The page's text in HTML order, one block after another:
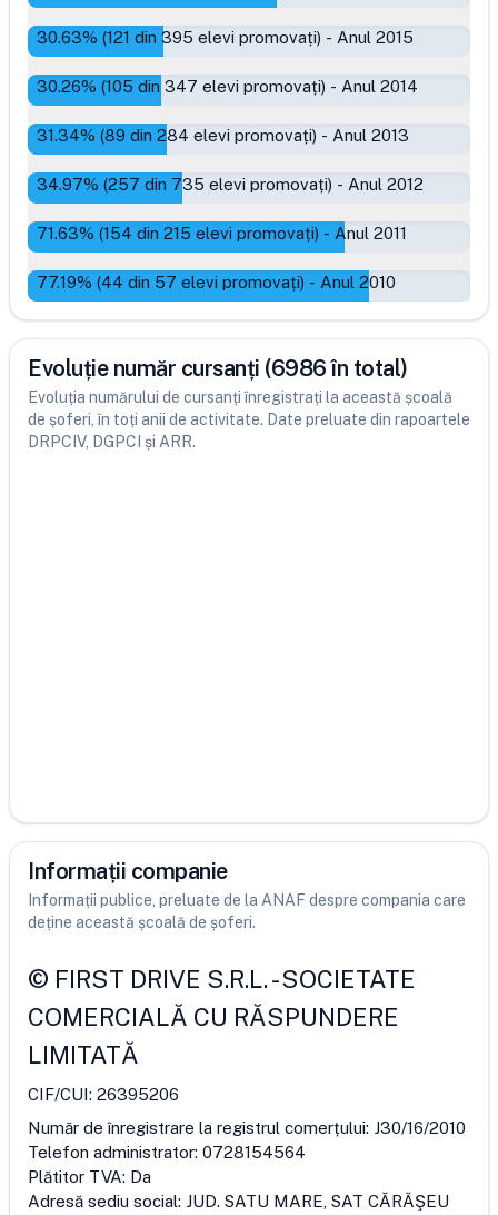
30.63% (121 din 395 elevi promovați) - Anul 2015
30.26% (105 din 347 elevi promovați) - Anul 2014
31.34% (89 din 284 elevi promovați) - Anul 2013
34.97% (257 din 735 elevi promovați) - Anul 2012
71.63% (154 din 215 elevi promovați) - Anul 2011
77.19% (44 din 57 elevi promovați) - Anul 2010
Evoluție număr cursanți (6986 în total)
Evoluția numărului de cursanți înregistrați la această școală
de șoferi, în toți anii de activitate. Date preluate din rapoartele
DRPCIV, DGPCI și ARR.
Informații companie
Informații publice, preluate de la ANAF despre compania care
deține această școală de șoferi.
© FIRST DRIVE S.R.L.-SOCIETATE
COMERCIALĂ CU RĂSPUNDERE
LIMITATĂ
CIF/CUI: 26395206
Număr de înregistrare la registrul comerțului: J30/16/2010
Telefon administrator: 0728154564
Plătitor TVA: Da
Adresă sediu social: JUD. SATU MARE, SAT CĂRĂŞEU